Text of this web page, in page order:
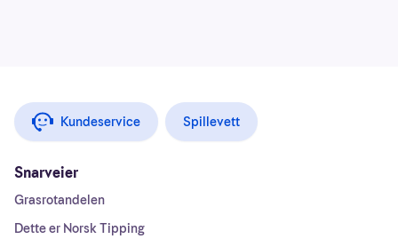
Kundeservice Spillevett
Snarveier
Grasrotandelen
Dette er Norsk Tipping